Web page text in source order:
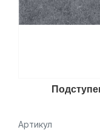
Артикул